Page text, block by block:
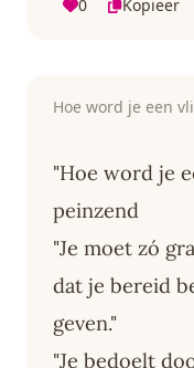
0 Kopieer
Hoe word je een
"Hoe word je
peinzend
"Je moet zó
dat je bereid
geven."
"Je bedoelt